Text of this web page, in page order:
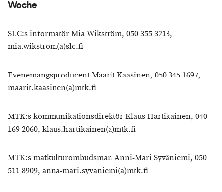
Woche
SLC:s informatör Mia Wikström, 050 355 3213,
mia.wikstrom(a)slc.fi
Evenemangsproducent Maarit Kaasinen, 050 345 1697,
maarit.kaasinen(a)mtk.fi
MTK:s kommunikationsdirektör Klaus Hartikainen, 040
169 2060, klaus.hartikainen(a)mtk.fi
MTK:s matkulturombudsman Anni-Mari Syväniemi, 050
511 8909, anna-mari.syvaniemi(a)mtk.fi